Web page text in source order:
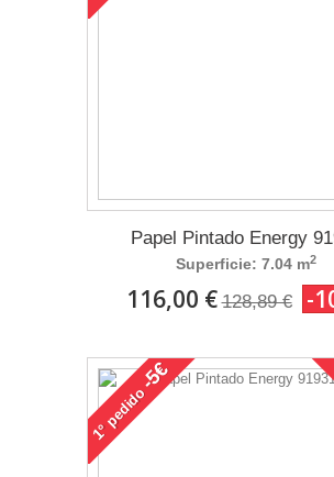
Papel Pintado Energy
Superficie: 7.04 m2
116,00 € 128,89 € -
1°
pedido
-5€